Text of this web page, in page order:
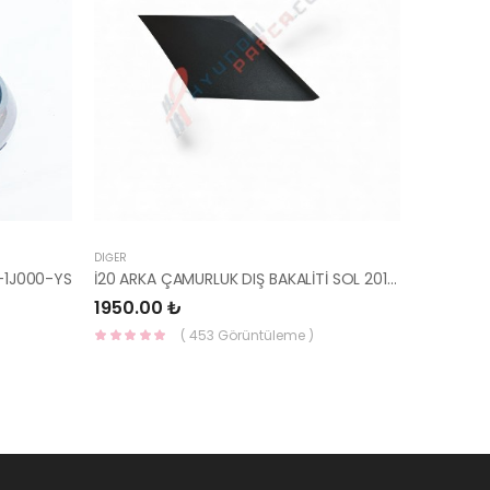
YS
DIĞER
İ20 ARKA ÇAMURLUK DIŞ BAKALİTİ SOL 2015- ( PARLAK SİYAH ) 87360-C8000-YS
1950.00 ₺
( 453 Görüntüleme )